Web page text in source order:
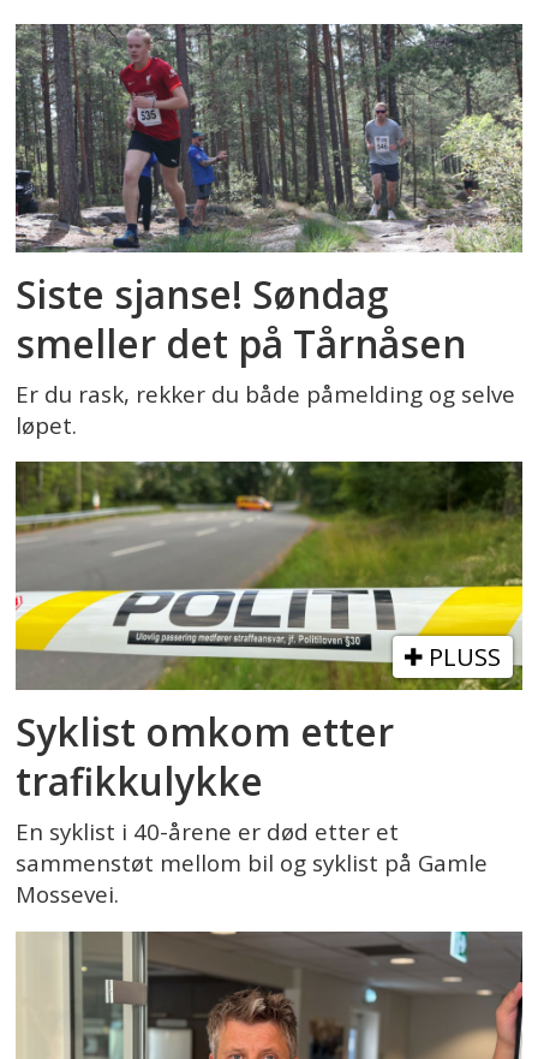
Siste sjanse! Søndag
smeller det på Tårnåsen
Er du rask, rekker du både påmelding og selve
løpet.
PLUSS
Syklist omkom etter
trafikkulykke
En syklist i 40-årene er død etter et
sammenstøt mellom bil og syklist på Gamle
Mossevei.